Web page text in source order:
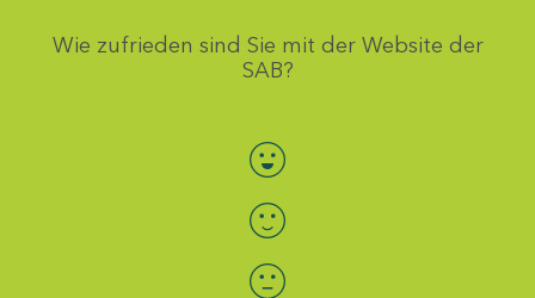
Wie zufrieden sind Sie mit der Website der
SAB?
Bewertung auswählen